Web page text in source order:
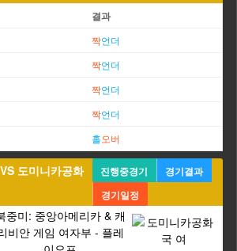
결과
짝언더
짝언더
짝언더
짝언더
홀오버
도미니카공화
진행중경기
경기결과
경기일정
중미: 중앙아메리카 & 캐
비안 게임 여자부 - 플레